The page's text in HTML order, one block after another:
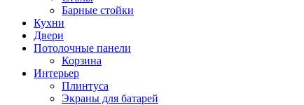
Барные стойки
Кухни
Двери
Потолочные панели
Корзина
Интерьер
Плинтуса
Экраны для батарей